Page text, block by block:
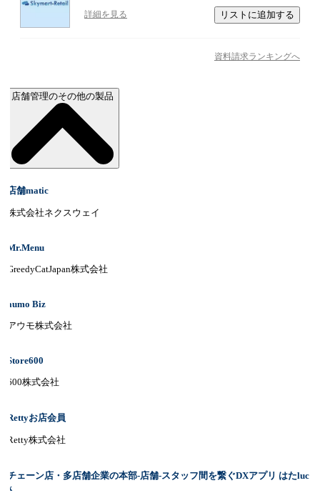
詳細を見る リストに追加する
資料請求ランキングへ
店舗管理のその他の製品
舗matic
式会社ネクスウェイ
株式会社
Biz
ウモ株式会社
株式会社
お店会員
株式会社
ェーン店・多店舗企業の本部-店舗-スタッフ間を繋ぐDXアプリ はたluc